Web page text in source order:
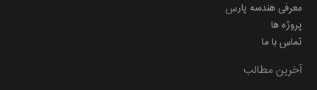
معرفی هندسه پارس
پروژه ها
تماس با ما
آخرین مطالب